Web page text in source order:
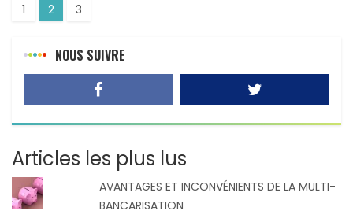
1 2 3
NOUS SUIVRE
Articles les plus lus
AVANTAGES ET INCONVÉNIENTS DE LA MULTI-
BANCARISATION